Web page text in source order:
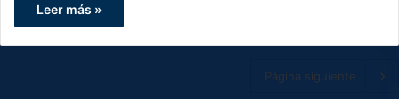
Leer más »
Página siguiente